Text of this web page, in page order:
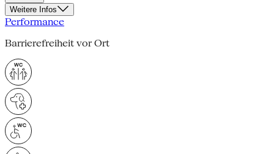
Weitere Infos
Performance
Barrierefreiheit vor Ort